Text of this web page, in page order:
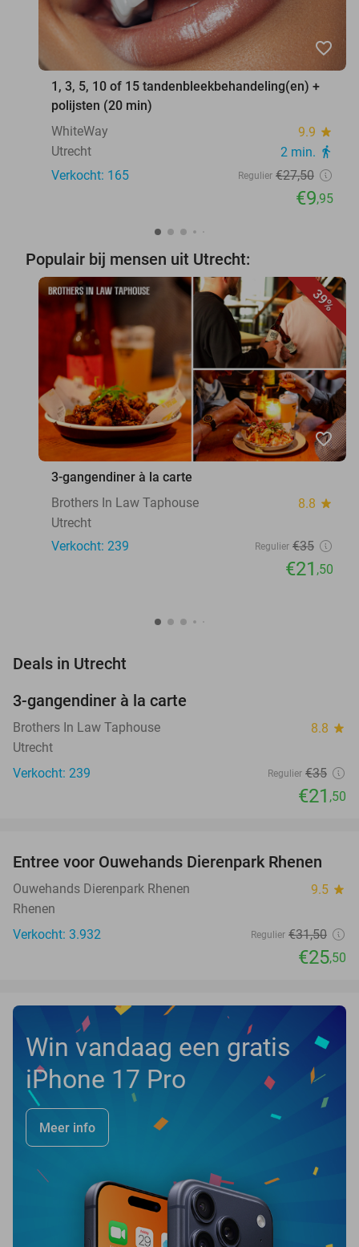
favorite_border
1, 3, 5, 10 of 15 tandenbleekbehandeling(en) +
polijsten (20 min)
WhiteWay
9.9 star
Utrecht 2 min. directions_walk
Verkocht: 165 Regulier €27,50
€9,95
Populair bij mensen uit Utrecht:
39%
favorite_border
3-gangendiner à la carte
Brothers In Law Taphouse
8.8 star
Utrecht
Verkocht: 239
Regulier €35
€21 ,50
Deals in Utrecht
3-gangendiner à la carte
Brothers In Law Taphouse 8.8 star
Utrecht
Verkocht: 239
Regulier €35
€21 ,50
19%
Entree voor Ouwehands Dierenpark Rhenen
Ouwehands Dierenpark Rhenen 9.5 star
Rhenen
Verkocht: 3.932
Regulier €31,50
€25,50
Win vandaag een gratis
iPhone 17 Pro
Meer info